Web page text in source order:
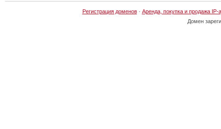
Регистрация доменов· Аренда, покупка и продажа IP-
Домен